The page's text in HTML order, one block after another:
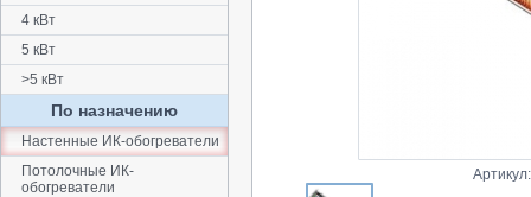
4 кВт
5 кВт
>5 кВт
По назначению
Настенные ИК-обогреватели
Потолочные ИК-
обогреватели